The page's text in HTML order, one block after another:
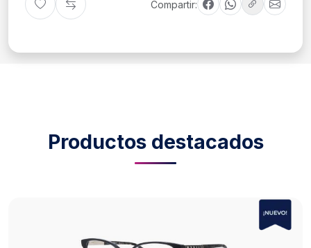
Compartir:
Productos destacados